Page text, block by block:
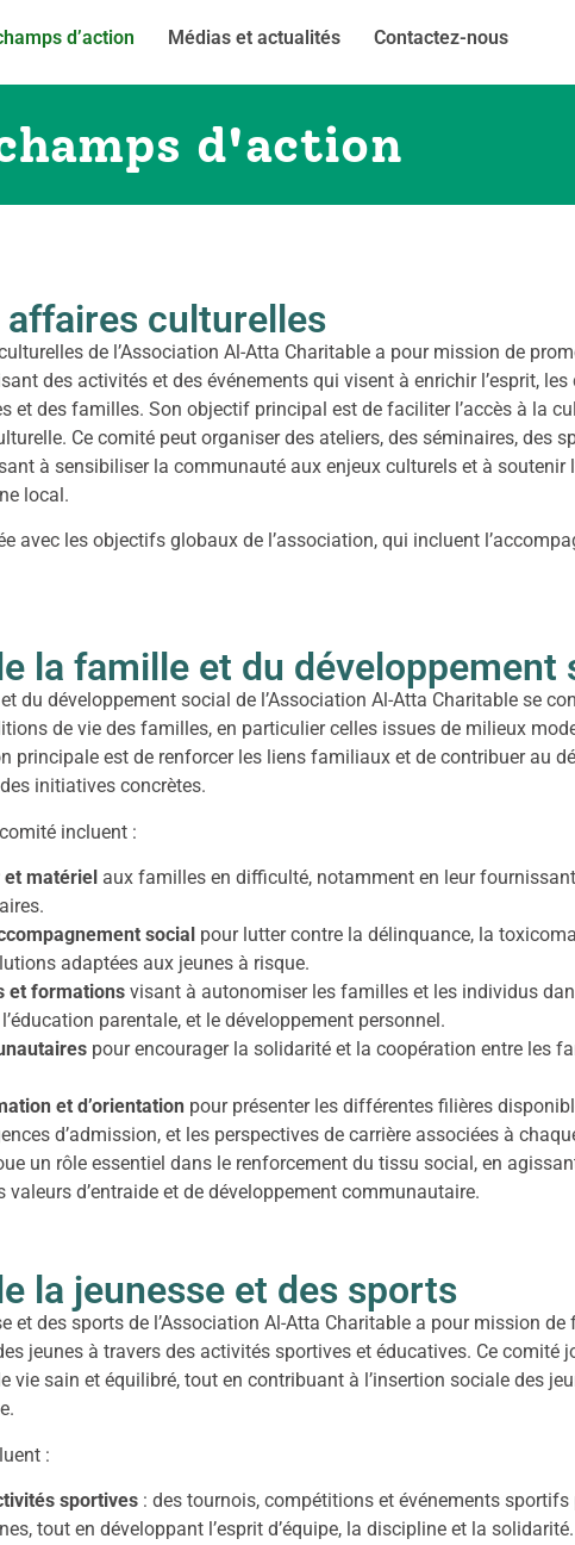
d’action Médias et actualités Contactez-nous
d'action
affaires culturelles
de l’Association Al-Atta Charitable a pour mission de
des activités et des événements qui visent à enrichir l’esprit,
et des familles. Son objectif principal est de faciliter l’accès à la
Ce comité peut organiser des ateliers, des séminaires, des
à sensibiliser la communauté aux enjeux culturels et à soutenir
local.
avec les objectifs globaux de l’association, qui incluent
la famille et du développement
du développement social de l’Association Al-Atta Charitable se
de vie des familles, en particulier celles issues de milieux
principale est de renforcer les liens familiaux et de contribuer au
initiatives concrètes.
incluent :
et matériel aux familles en difficulté, notamment en leur
social pour lutter contre la délinquance, la
adaptées aux jeunes à risque.
et formations visant à autonomiser les familles et les individus
parentale, et le développement personnel.
pour encourager la solidarité et la coopération entre les
et d’orientation pour présenter les différentes filières
d’admission, et les perspectives de carrière associées à
un rôle essentiel dans le renforcement du tissu social, en
d’entraide et de développement communautaire.
la jeunesse et des sports
et des sports de l’Association Al-Atta Charitable a pour mission
jeunes à travers des activités sportives et éducatives. Ce comité
vie sain et équilibré, tout en contribuant à l’insertion sociale des
:
sportives : des tournois, compétitions et événements
tout en développant l’esprit d’équipe, la discipline et la solidarité.